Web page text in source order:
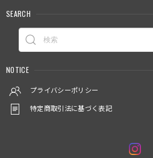
SEARCH
NOTICE
プライバシーポリシー
特定商取引法に基づく表記